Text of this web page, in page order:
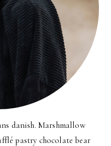
danish. Marshmallow
pastry chocolate bear